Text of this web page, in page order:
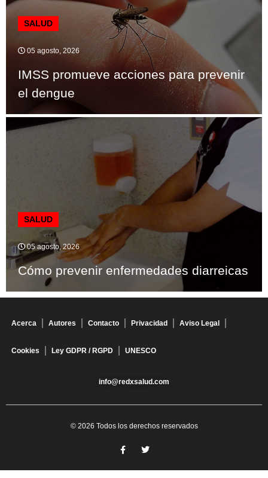
SALUD
05 agosto, 2026
IMSS promueve acciones para prevenir
el dengue
SALUD
05 agosto, 2026
Cómo prevenir enfermedades diarreicas
Acerca Autores Contacto Privacidad Aviso Legal
Cookies Ley GDPR / RGPD UNESCO
info@redxsalud.com
© 2026 Todos los derechos reservados